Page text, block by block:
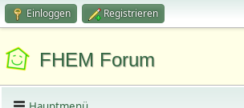
Einloggen Registrieren
FHEM Forum